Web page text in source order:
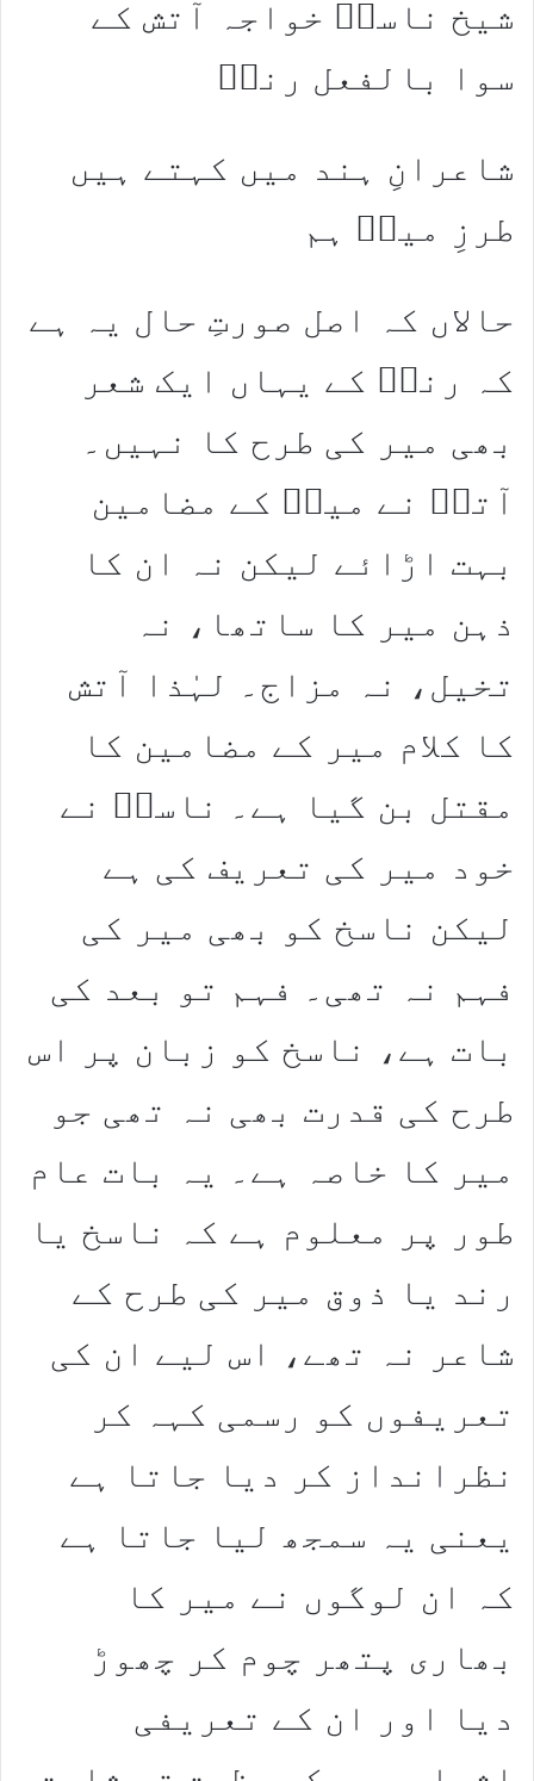
شیخ ناسخؔ خواجہ آتش کے
سوا بالفعل رندؔ
شاعرانِ ہند میں کہتے ہیں
طرزِ میرؔ ہم
حالاں کہ اصل صورتِ حال یہ ہے
کہ رندؔ کے یہاں ایک شعر
بھی میر کی طرح کا نہیں۔
آتشؔ نے میرؔ کے مضامین
بہت اڑائے لیکن نہ ان کا
ذہن میر کا ساتھا، نہ
تخیل، نہ مزاج۔ لہٰذا آتش
کا کلام میر کے مضامین کا
مقتل بن گیا ہے۔ ناسخؔ نے
خود میر کی تعریف کی ہے
لیکن ناسخ کو بھی میر کی
فہم نہ تھی۔ فہم تو بعد کی
بات ہے، ناسخ کو زبان پر اس
طرح کی قدرت بھی نہ تھی جو
میر کا خاصہ ہے۔ یہ بات عام
طور پر معلوم ہے کہ ناسخ یا
رند یا ذوق میر کی طرح کے
شاعر نہ تھے، اس لیے ان کی
تعریفوں کو رسمی کہہ کر
نظرانداز کر دیا جاتا ہے
یعنی یہ سمجھ لیا جاتا ہے
کہ ان لوگوں نے میر کا
بھاری پتھر چوم کر چھوڑ
دیا اور ان کے تعریفی